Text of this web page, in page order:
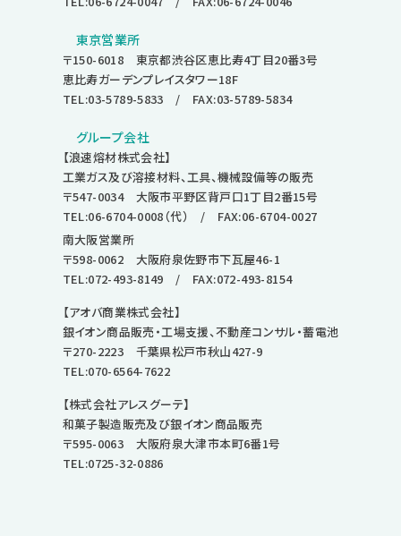
東京営業所
〒150-6018 東京都渋谷区恵比寿4丁目20番3号
恵比寿ガーデンプレイスタワー18F
TEL:03-5789-5833 / FAX:03-5789-5834
グループ会社
【浪速熔材株式会社】
工業ガス及び溶接材料、工具、機械設備等の販売
〒547-0034 大阪市平野区背戸口1丁目2番15号
TEL:06-6704-0008 （代） / FAX:06-6704-0027
南大阪営業所
〒598-0062 大阪府泉佐野市下瓦屋46-1
TEL:072-493-8149 / FAX:072-493-8154
【アオバ商業株式会社】
銀イオン商品販売・工場支援、不動産コンサル・蓄電池
〒270-2223 千葉県松戸市秋山427-9
TEL:070-6564-7622
【株式会社アレスグーテ】
和菓子製造販売及び銀イオン商品販売
〒595-0063 大阪府泉大津市本町6番1号
TEL:0725-32-0886